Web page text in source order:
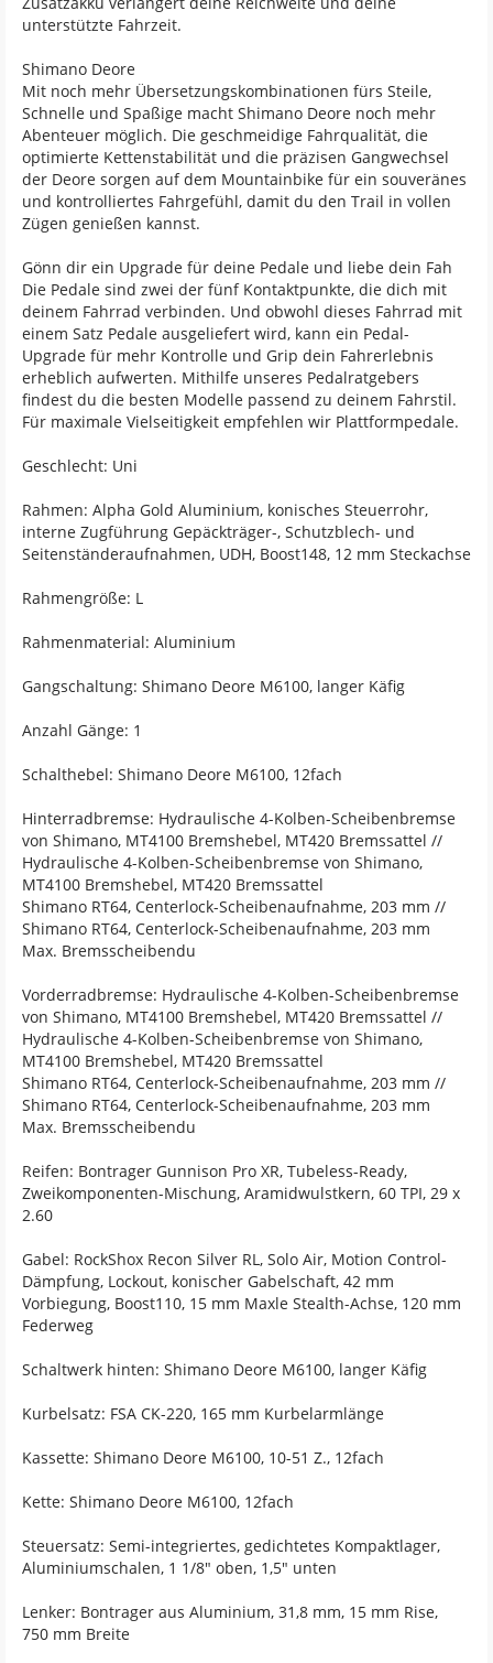
unterstützte Fahrzeit.
Shimano Deore
Mit noch mehr Übersetzungskombinationen fürs Steile,
Schnelle und Spaßige macht Shimano Deore noch mehr
Abenteuer möglich. Die geschmeidige Fahrqualität, die
optimierte Kettenstabilität und die präzisen Gangwechsel
der Deore sorgen auf dem Mountainbike für ein souveränes
und kontrolliertes Fahrgefühl, damit du den Trail in vollen
Zügen genießen kannst.
Gönn dir ein Upgrade für deine Pedale und liebe dein Fah
Die Pedale sind zwei der fünf Kontaktpunkte, die dich mit
deinem Fahrrad verbinden. Und obwohl dieses Fahrrad mit
einem Satz Pedale ausgeliefert wird, kann ein Pedal-
Upgrade für mehr Kontrolle und Grip dein Fahrerlebnis
erheblich aufwerten. Mithilfe unseres Pedalratgebers
findest du die besten Modelle passend zu deinem Fahrstil.
Für maximale Vielseitigkeit empfehlen wir Plattformpedale.
Geschlecht: Uni
Rahmen: Alpha Gold Aluminium, konisches Steuerrohr,
interne Zugführung Gepäckträger-, Schutzblech- und
Seitenständeraufnahmen, UDH, Boost148, 12 mm Steckachse
Rahmengröße: L
Rahmenmaterial: Aluminium
Gangschaltung: Shimano Deore M6100, langer Käfig
Anzahl Gänge: 1
Schalthebel: Shimano Deore M6100, 12fach
Hinterradbremse: Hydraulische 4-Kolben-Scheibenbremse
von Shimano, MT4100 Bremshebel, MT420 Bremssattel //
Hydraulische 4-Kolben-Scheibenbremse von Shimano,
MT4100 Bremshebel, MT420 Bremssattel
Shimano RT64, Centerlock-Scheibenaufnahme, 203 mm //
Shimano RT64, Centerlock-Scheibenaufnahme, 203 mm
Max. Bremsscheibendu
Vorderradbremse: Hydraulische 4-Kolben-Scheibenbremse
von Shimano, MT4100 Bremshebel, MT420 Bremssattel //
Hydraulische 4-Kolben-Scheibenbremse von Shimano,
MT4100 Bremshebel, MT420 Bremssattel
Shimano RT64, Centerlock-Scheibenaufnahme, 203 mm //
Shimano RT64, Centerlock-Scheibenaufnahme, 203 mm
Max. Bremsscheibendu
Reifen: Bontrager Gunnison Pro XR, Tubeless-Ready,
Zweikomponenten-Mischung, Aramidwulstkern, 60 TPI, 29 x
2.60
Gabel: RockShox Recon Silver RL, Solo Air, Motion Control-
Dämpfung, Lockout, konischer Gabelschaft, 42 mm
Vorbiegung, Boost110, 15 mm Maxle Stealth-Achse, 120 mm
Federweg
Schaltwerk hinten: Shimano Deore M6100, langer Käfig
Kurbelsatz: FSA CK-220, 165 mm Kurbelarmlänge
Kassette: Shimano Deore M6100, 10-51 Z., 12fach
Kette: Shimano Deore M6100, 12fach
Steuersatz: Semi-integriertes, gedichtetes Kompaktlager,
Aluminiumschalen, 1 1/8" oben, 1,5" unten
Lenker: Bontrager aus Aluminium, 31,8 mm, 15 mm Rise,
750 mm Breite